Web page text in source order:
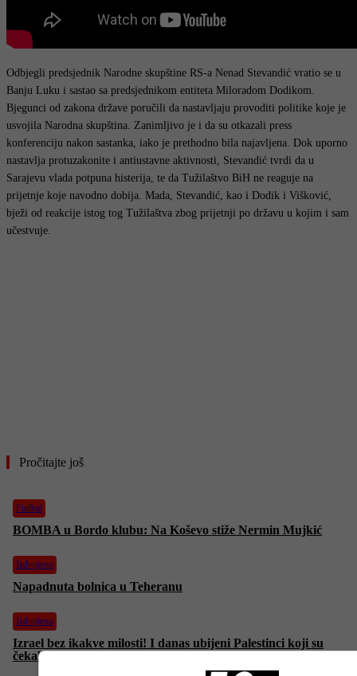
Odbjegli predsjednik Narodne skupštine RS-a Nenad Stevandić vratio se u
Banju Luku i sastao sa predsjednikom entiteta Miloradom Dodikom.
Bjegunci od zakona države poručili da nastavljaju provoditi politike koje je
usvojila Narodna skupština. Zanimljivo je i da su otkazali press
konferenciju nakon sastanka, iako je prethodno bila najavljena. Dok uporno
nastavlja protuzakonite i antiustavne aktivnosti, Stevandić tvrdi da u
Sarajevu vlada potpuna histerija, te da Tužilaštvo BiH ne reaguje na
prijetnje koje navodno dobija. Mada, Stevandić, kao i Dodik i Višković,
bježi od reakcije istog tog Tužilaštva zbog prijetnji po državu u kojim i sam
učestvuje.
Pročitajte još
Fudbal
BOMBA u Bordo klubu: Na Koševo stiže Nermin Mujkić
Izdvojeno
Napadnuta bolnica u Teheranu
Izdvojeno
Izrael bez ikakve milosti! I danas ubijeni Palestinci koji su
čekali u redu za humanitarnu pomoć